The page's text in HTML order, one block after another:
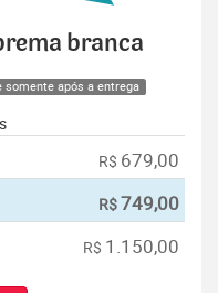
branca
somente após a entrega
R$ 679,00
R$749,00
R$ 1.150,00